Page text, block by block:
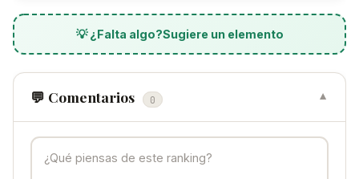
💡 ¿Falta algo?Sugiere un elemento
💬 Comentarios 0 ▼